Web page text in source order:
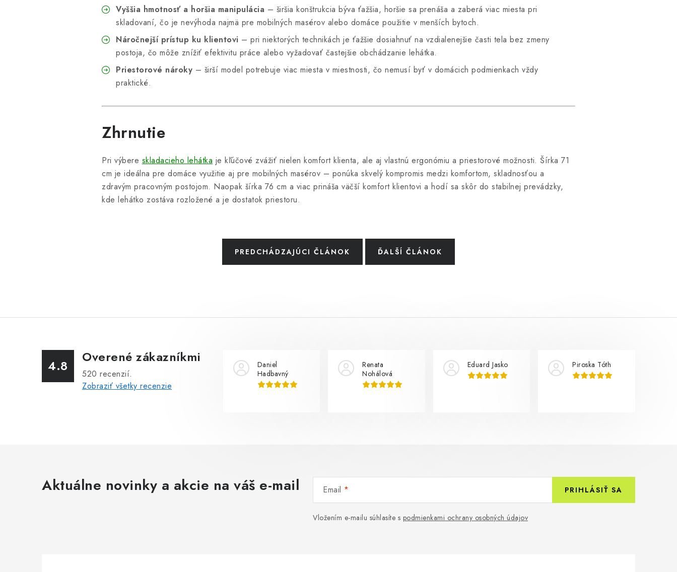
Vyššia hmotnosť a horšia manipulácia – širšia konštrukcia býva ťažšia, horšie sa prenáša a zaberá viac miesta pri
skladovaní, čo je nevýhoda najmä pre mobilných masérov alebo domáce použitie v menších bytoch.
Náročnejší prístup ku klientovi – pri niektorých technikách je ťažšie dosiahnuť na vzdialenejšie časti tela bez zmeny
postoja, čo môže znížiť efektivitu práce alebo vyžadovať častejšie obchádzanie lehátka.
Priestorové nároky – širší model potrebuje viac miesta v miestnosti, čo nemusí byť v domácich podmienkach vždy
praktické.
Zhrnutie
Pri výbere skladacieho lehátka je kľúčové zvážiť nielen komfort klienta, ale aj vlastnú ergonómiu a priestorové možnosti. Šírka 71
cm je ideálna pre domáce využitie aj pre mobilných masérov – ponúka skvelý kompromis medzi komfortom, skladnosťou a
zdravým pracovným postojom. Naopak šírka 76 cm a viac prináša väčší komfort klientovi a hodí sa skôr do stabilnej prevádzky,
kde lehátko zostáva rozložené a je dostatok priestoru.
PREDCHÁDZAJÚCI ČLÁNOK ĎALŠÍ ČLÁNOK
4.8
Overené zákazníkmi
520 recenzií.
Zobraziť všetky recenzie
Daniel
Hadbavný
Renata
Nohálová
Eduard Jasko Piroska Tóth
Aktuálne novinky a akcie na váš e-mail Email
Vložením e-mailu súhlasíte s podmienkami ochrany osobných údajov
PRIHLÁSIŤ SA